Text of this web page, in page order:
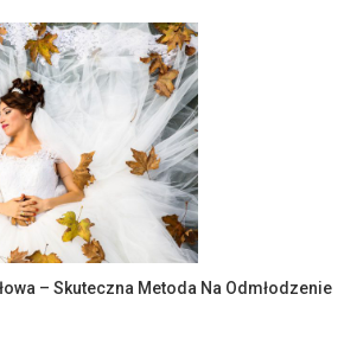
– Skuteczna Metoda Na Odmłodzenie